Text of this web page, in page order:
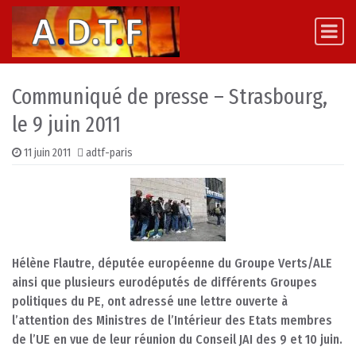
Skip to content
Main Navigation
Communiqué de presse – Strasbourg,
le 9 juin 2011
11 juin 2011 adtf-paris
Hélène Flautre, députée européenne du Groupe Verts/ALE
ainsi que plusieurs eurodéputés de différents Groupes
politiques du PE, ont adressé une lettre ouverte à
l’attention des Ministres de l’Intérieur des Etats membres
de l’UE en vue de leur réunion du Conseil JAI des 9 et 10 juin.